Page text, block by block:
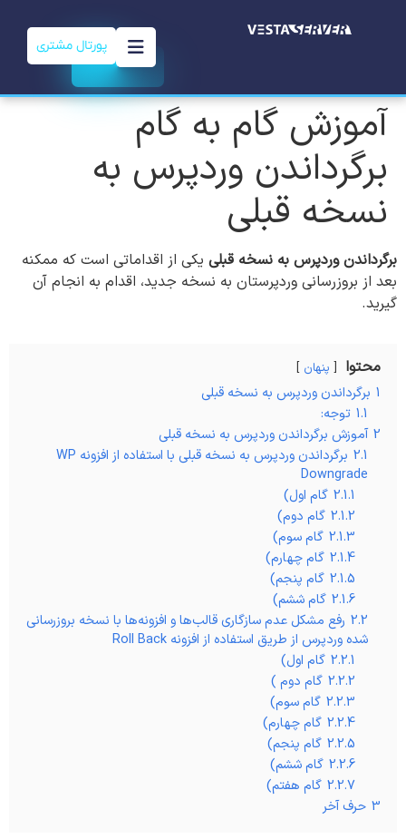
پورتال مشتری
آموزش گام به گام
برگرداندن وردپرس به
نسخه قبلی
برگرداندن وردپرس به نسخه قبلی یکی از اقداماتی است که ممکنه
بعد از بروزرسانی وردپرستان به نسخه جدید، اقدام به انجام آن
گیرید.
محتوا پنهان
1 برگرداندن وردپرس به نسخه قبلی
1.1 توجه:
2 آموزش برگرداندن وردپرس به نسخه قبلی
2.1
برگرداندن وردپرس به نسخه قبلی با استفاده از افزونه WP
Downgrade
2.1.1 گام اول)
2.1.2 گام دوم)
2.1.3 گام سوم)
2.1.4 گام چهارم)
2.1.5 گام پنجم)
2.1.6 گام ششم)
2.2 رفع مشکل عدم سازگاری قالب‌ها و افزونه‌ها با نسخه بروزرسانی
شده وردپرس از طریق استفاده از افزونه Roll Back
2.2.1 گام اول)
2.2.2 گام دوم )
2.2.3 گام سوم)
2.2.4 گام چهارم)
2.2.5 گام پنجم)
2.2.6 گام ششم)
2.2.7 گام هفتم)
3 حرف آخر